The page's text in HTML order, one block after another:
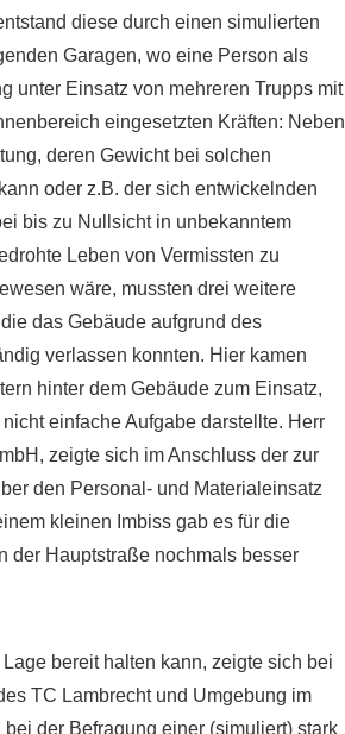
diese durch einen simulierten
Garagen, wo eine Person als
unter Einsatz von mehreren Trupps mit
eingesetzten Kräften: Neben
deren Gewicht bei solchen
oder z.B. der sich entwickelnden
bis zu Nullsicht in unbekanntem
Leben von Vermissten zu
wäre, mussten drei weitere
das Gebäude aufgrund des
verlassen konnten. Hier kamen
hinter dem Gebäude zum Einsatz,
einfache Aufgabe darstellte. Herr
zeigte sich im Anschluss der zur
den Personal- und Materialeinsatz
kleinen Imbiss gab es für die
der Hauptstraße nochmals besser
bereit halten kann, zeigte sich bei
TC Lambrecht und Umgebung im
der Befragung einer (simuliert) stark